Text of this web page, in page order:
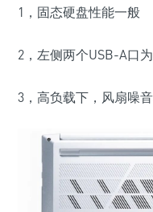
1，固态硬盘性能一般
2，左侧两个USB-A口
3，高负载下，风扇噪